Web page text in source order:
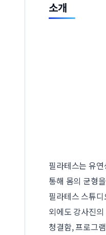
소개
필라테스는 유
통해 몸의 균형
필라테스 스튜
외에도 강사진
청결함, 프로그